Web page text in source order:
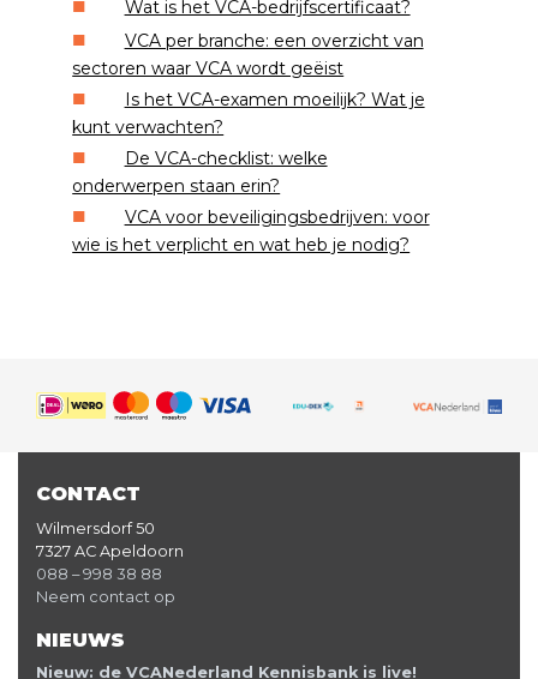
Wat is het VCA-bedrijfscertificaat?
VCA per branche: een overzicht van
sectoren waar VCA wordt geëist
Is het VCA-examen moeilijk? Wat je
kunt verwachten?
De VCA-checklist: welke
onderwerpen staan erin?
VCA voor beveiligingsbedrijven: voor
wie is het verplicht en wat heb je nodig?
CONTACT
Wilmersdorf 50
7327 AC Apeldoorn
088 – 998 38 88
Neem contact op
NIEUWS
Nieuw: de VCANederland Kennisbank is live!